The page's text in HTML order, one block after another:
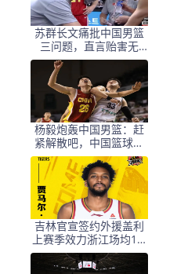
苏群长文痛批中国男篮
三问题，直言贻害无
穷，郭导帅位保不住啦
杨毅炮轰中国男篮：赶
紧解散吧，中国篮球都
让你们丢进了脸
吉林官宣签约外援盖利
上赛季效力浙江场均17.
5分